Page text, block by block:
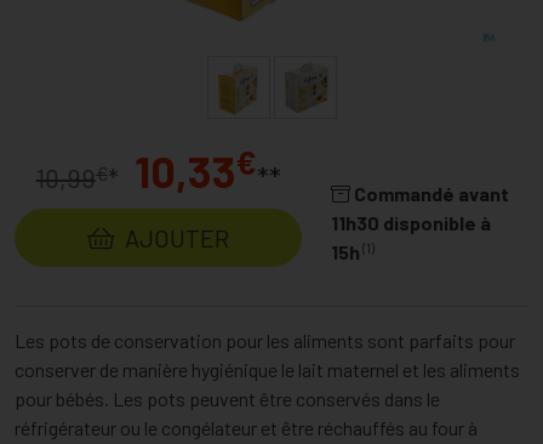
10,99€* 10,33€**
AJOUTER
Commandé avant
11h30 disponible à
15h (1)
Les pots de conservation pour les aliments sont parfaits pour
conserver de manière hygiénique le lait maternel et les aliments
pour bébés. Les pots peuvent être conservés dans le
réfrigérateur ou le congélateur et être réchauffés au four à